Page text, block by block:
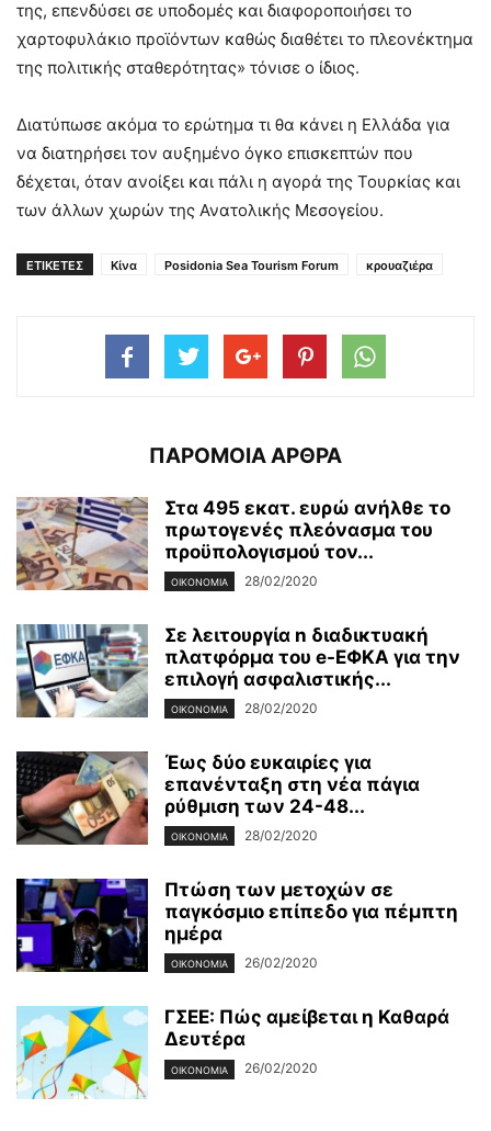
της, επενδύσει σε υποδομές και διαφοροποιήσει το
χαρτοφυλάκιο προϊόντων καθώς διαθέτει το πλεονέκτημα
της πολιτικής σταθερότητας» τόνισε ο ίδιος.
Διατύπωσε ακόμα το ερώτημα τι θα κάνει η Ελλάδα για
να διατηρήσει τον αυξημένο όγκο επισκεπτών που
δέχεται, όταν ανοίξει και πάλι η αγορά της Τουρκίας και
των άλλων χωρών της Ανατολικής Μεσογείου.
ΕΤΙΚΕΤΕΣ Κίνα Posidonia Sea Tourism Forum κρουαζιέρα
ΠΑΡΟΜΟΙΑ ΑΡΘΡΑ
Στα 495 εκατ. ευρώ ανήλθε το
πρωτογενές πλεόνασμα του
προϋπολογισμού τον...
ΟΙΚΟΝΟΜΊΑ 28/02/2020
Σε λειτουργία n διαδικτυακή
πλατφόρμα του e-ΕΦΚΑ για την
επιλογή ασφαλιστικής...
ΟΙΚΟΝΟΜΊΑ 28/02/2020
Έως δύο ευκαιρίες για
επανένταξη στη νέα πάγια
ρύθμιση των 24-48...
ΟΙΚΟΝΟΜΊΑ 28/02/2020
Πτώση των μετοχών σε
παγκόσμιο επίπεδο για πέμπτη
ημέρα
ΟΙΚΟΝΟΜΊΑ 26/02/2020
ΓΣΕΕ: Πώς αμείβεται η Καθαρά
Δευτέρα
ΟΙΚΟΝΟΜΊΑ 26/02/2020